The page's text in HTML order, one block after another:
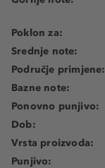
Poklon za:
Srednje note:
Područje primjene:
Bazne note:
Ponovno punjivo:
Dob:
Vrsta proizvoda:
Punjivo: